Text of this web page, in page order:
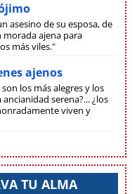
asesino de su esposa, de
morada ajena para
más viles."
ajenos
los más alegres y los
serena?... ¿los
viven y
TU ALMA